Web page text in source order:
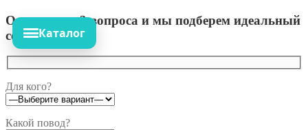
Ответьте на 3 вопроса и мы подберем идеальный
сет!
Для кого?
Какой повод?
Каталог